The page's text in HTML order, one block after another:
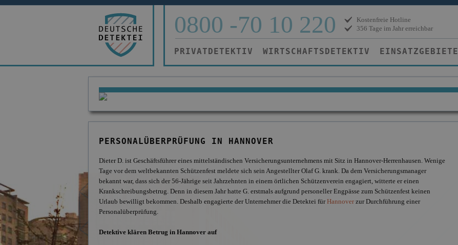
0800 -70 10 220
Kostenfreie Hotline
356 Tage im Jahr erreichbar
PRIVATDETEKTIV WIRTSCHAFTSDETEKTIV EINSATZGEBIETE
PERSONALÜBERPRÜFUNG IN HANNOVER
Dieter D. ist Geschäftsführer eines mittelständischen Versicherungsunternehmens mit Sitz in Hannover-Herrenhausen. Wenige
Tage vor dem weltbekannten Schützenfest meldete sich sein Angestellter Olaf G. krank. Da dem Versicherungsmanager
bekannt war, dass sich der 56-Jährige seit Jahrzehnten in einem örtlichen Schützenverein engagiert, witterte er einen
Krankschreibungsbetrug. Denn in diesem Jahr hatte G. erstmals aufgrund personeller Engpässe zum Schützenfest keinen
Urlaub bewilligt bekommen. Deshalb engagierte der Unternehmer die Detektei fürHannover zur Durchführung einer
Personalüberprüfung.
Detektive klären Betrug in Hannover auf